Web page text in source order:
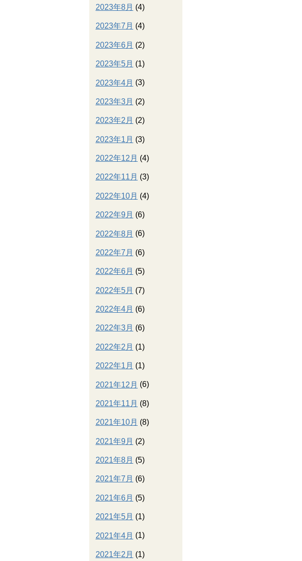
2023年8月 (4)
2023年7月 (4)
2023年6月 (2)
2023年5月 (1)
2023年4月 (3)
2023年3月 (2)
2023年2月 (2)
2023年1月 (3)
2022年12月 (4)
2022年11月 (3)
2022年10月 (4)
2022年9月 (6)
2022年8月 (6)
2022年7月 (6)
2022年6月 (5)
2022年5月 (7)
2022年4月 (6)
2022年3月 (6)
2022年2月 (1)
2022年1月 (1)
2021年12月 (6)
2021年11月 (8)
2021年10月 (8)
2021年9月 (2)
2021年8月 (5)
2021年7月 (6)
2021年6月 (5)
2021年5月 (1)
2021年4月 (1)
2021年2月 (1)